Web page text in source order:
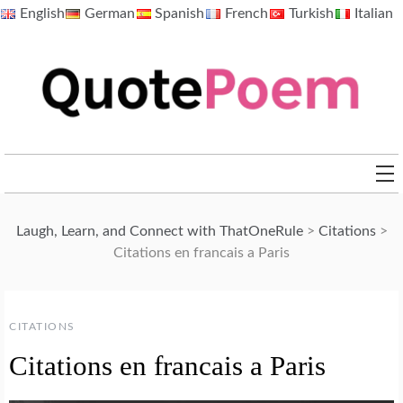
SkipEnglish German Spanish French Turkish Italian
Laugh, Learn, and Connect with ThatOneRule> Citations>
Citations en francais a Paris
CITATIONS
Citations en francais a Paris